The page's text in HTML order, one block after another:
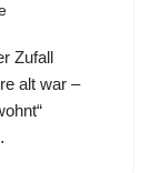
Zufall
alt war –